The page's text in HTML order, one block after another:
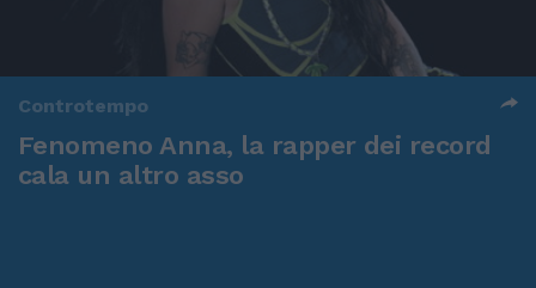
Controtempo
Fenomeno Anna, la rapper dei record
cala un altro asso